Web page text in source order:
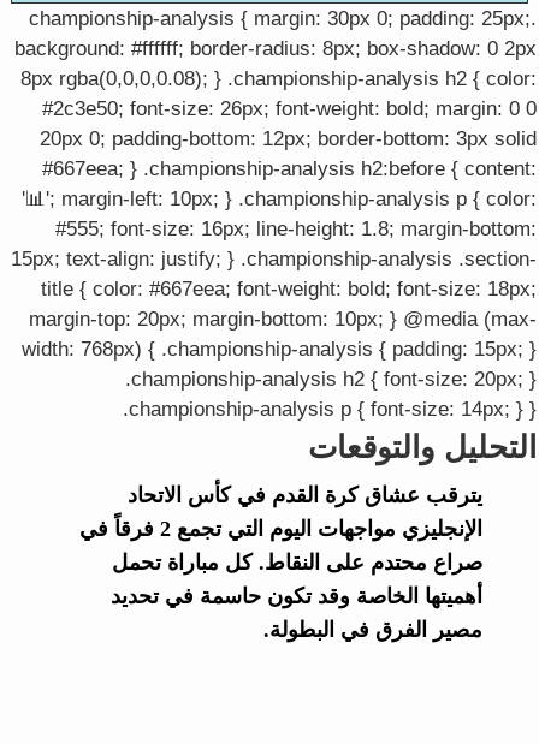
.championship-analysis { margin: 30px 0; padding: 25px;
background: #ffffff; border-radius: 8px; box-shadow: 0 2px
8px rgba(0,0,0,0.08); } .championship-analysis h2 { color:
#2c3e50; font-size: 26px; font-weight: bold; margin: 0 0
20px 0; padding-bottom: 12px; border-bottom: 3px solid
#667eea; } .championship-analysis h2:before { content:
'📊'; margin-left: 10px; } .championship-analysis p { color:
#555; font-size: 16px; line-height: 1.8; margin-bottom:
15px; text-align: justify; } .championship-analysis .section-
title { color: #667eea; font-weight: bold; font-size: 18px;
margin-top: 20px; margin-bottom: 10px; } @media (max-
width: 768px) { .championship-analysis { padding: 15px; }
.championship-analysis h2 { font-size: 20px; }
.championship-analysis p { font-size: 14px; } }
التحليل والتوقعات
يترقب عشاق كرة القدم في كأس الاتحاد
الإنجليزي مواجهات اليوم التي تجمع 2 فرقاً في
صراع محتدم على النقاط. كل مباراة تحمل
أهميتها الخاصة وقد تكون حاسمة في تحديد
مصير الفرق في البطولة.